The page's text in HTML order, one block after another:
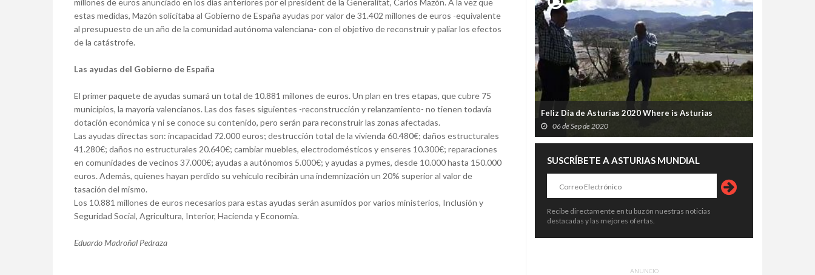
millones de euros anunciado en los días anteriores por el president de la Generalitat, Carlos Mazón. A la vez que
estas medidas, Mazón solicitaba al Gobierno de España ayudas por valor de 31.402 millones de euros -equivalente
al presupuesto de un año de la comunidad autónoma valenciana- con el objetivo de reconstruir y paliar los efectos
de la catástrofe.
Las ayudas del Gobierno de España
El primer paquete de ayudas sumará un total de 10.881 millones de euros. Un plan en tres etapas, que cubre 75
municipios, la mayoría valencianos. Las dos fases siguientes -reconstrucción y relanzamiento- no tienen todavía
dotación económica y ni se conoce su contenido, pero serán para reconstruir las zonas afectadas.
Las ayudas directas son: incapacidad 72.000 euros; destrucción total de la vivienda 60.480€; daños estructurales
41.280€; daños no estructurales 20.640€; cambiar muebles, electrodomésticos y enseres 10.300€; reparaciones
en comunidades de vecinos 37.000€; ayudas a autónomos 5.000€; y ayudas a pymes, desde 10.000 hasta 150.000
euros. Además, quienes hayan perdido su vehículo recibirán una indemnización un 20% superior al valor de
tasación del mismo.
Los 10.881 millones de euros necesarios para estas ayudas serán asumidos por varios ministerios, Inclusión y
Seguridad Social, Agricultura, Interior, Hacienda y Economía.
Eduardo Madroñal Pedraza
Feliz Día de Asturias 2020 Where is Asturias
06 de Sep de 2020
SUSCRÍBETE A ASTURIAS MUNDIAL
Recibe directamente en tu buzón nuestras noticias
destacadas y las mejores ofertas.
ANUNCIO